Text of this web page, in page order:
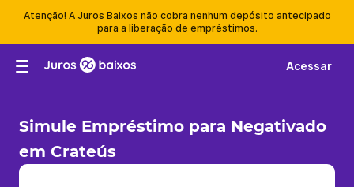
Atenção! A Juros Baixos não cobra nenhum depósito antecipado
para a liberação de empréstimos.
Acessar
Simule Empréstimo para Negativado
em Crateús